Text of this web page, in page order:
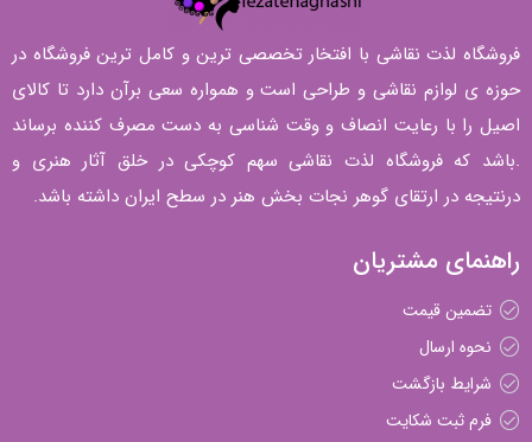
فروشگاه لذت نقاشی با افتخار تخصصی ترین و کامل ترین فروشگاه در
حوزه ی لوازم نقاشی و طراحی است و همواره سعی برآن دارد تا کالای
اصیل را با رعایت انصاف و وقت شناسی به دست مصرف کننده برساند
.باشد که فروشگاه لذت نقاشی سهم کوچکی در خلق آثار هنری و
درنتیجه در ارتقای گوهر نجات بخش هنر در سطح ایران داشته باشد.
راهنمای مشتریان
تضمین قیمت
نحوه ارسال
شرایط بازگشت
فرم ثبت شکایت